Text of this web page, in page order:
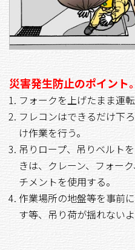
災害発生防止のポイント。
フォークを上げたまま運
フレコンはできるだけ下
け作業を行う。
吊りロープ、吊りベルト
きは、クレーン、フォー
チメントを使用する。
作業場所の地盤等を事前
す等、吊り荷が揺れない